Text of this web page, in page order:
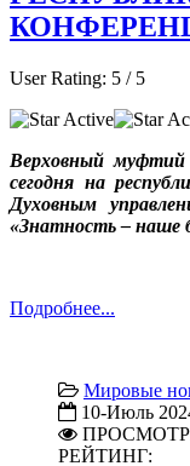
User Rating: 5 / 5
Верховный
сегодня на
Духовным
«Знатность – наше
Подробнее...
Мировые
10-Июль
РЕЙТИНГ: